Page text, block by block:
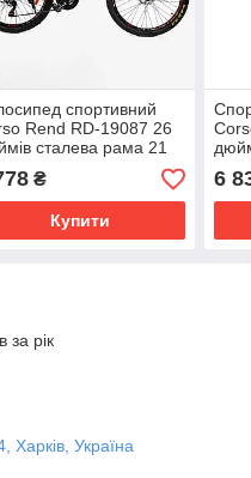
спортивний
Rend RD-19087 26
сталева рама 21
Shimano
₴
Купити
6
за рік
Харків, Україна